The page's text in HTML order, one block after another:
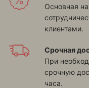
Основная
клиентами.
Срочная
При
срочную
часа.